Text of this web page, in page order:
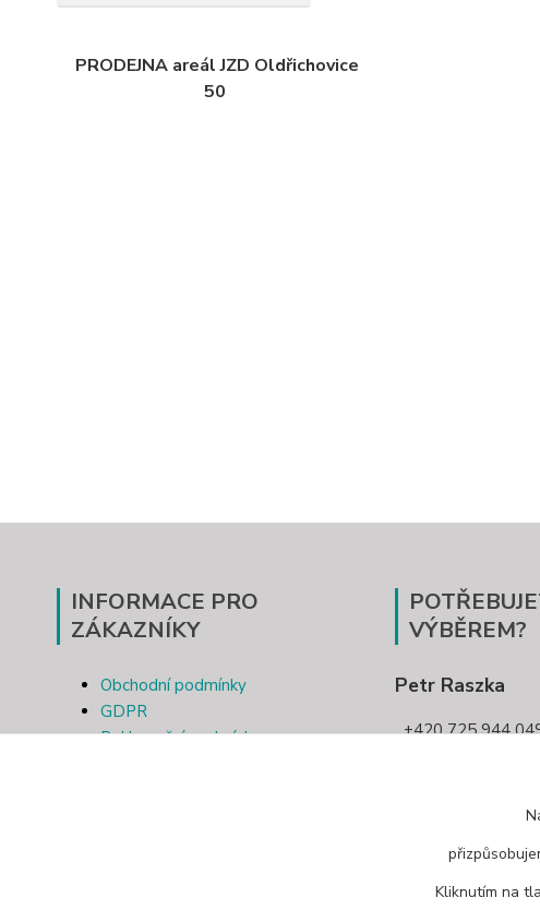
PRODEJNA areál JZD Oldřichovice
50
INFORMACE PRO
ZÁKAZNÍKY
Obchodní podmínky
GDPR
Reklamační podmínky
VÝBĚREM?
Petr Raszka
+420 725 944
Kliknutím na